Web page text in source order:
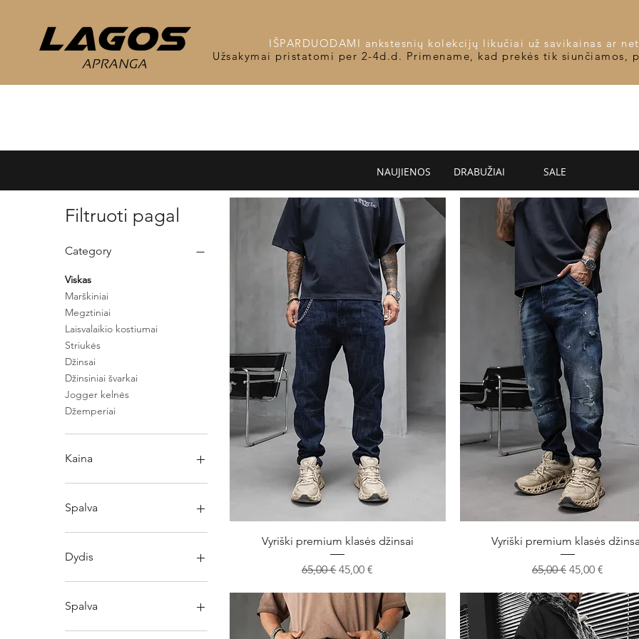
IŠPARDUODAMI ankstesnių kolekcijų likučiai už savikainas ar
Užsakymai pristatomi per 2-4d.d. Primename, kad prekės tik siunčiamos,
NAUJIENOS DRABUŽIAI SALE
Filtruoti pagal
Category
Viskas
Marškiniai
Megztiniai
Laisvalaikio kostiumai
Striukės
Džinsai
Džinsiniai švarkai
Jogger kelnės
Džemperiai
Kaina
Spalva
Dydis
28
29
31
Spalva
30
Greita peržiūra
Vyriški premium klasės džinsai
Įprastinė kaina
65,00 €Pardavimo kaina
45,00 €
Greita peržiūra
Vyriški premium klasės
Įprastinė kaina
65,00 € Pardavimo
45,00 €